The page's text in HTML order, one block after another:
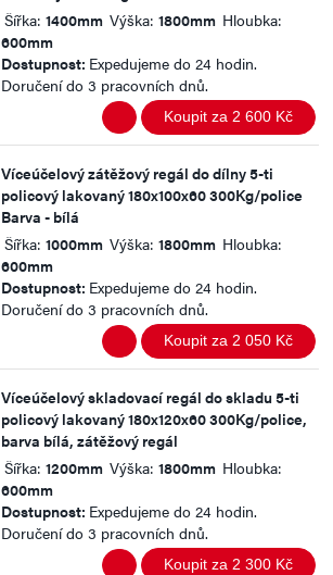
Šířka: 1400mm Výška: 1800mm Hloubka:
600mm
Dostupnost: Expedujeme do 24 hodin.
Doručení do 3 pracovních dnů.
Koupit za 2 600 Kč
Víceúčelový zátěžový regál do dílny 5-ti
policový lakovaný 180x100x60 300Kg/police
Barva - bílá
Šířka: 1000mm Výška: 1800mm Hloubka:
600mm
Dostupnost: Expedujeme do 24 hodin.
Doručení do 3 pracovních dnů.
Koupit za 2 050 Kč
Víceúčelový skladovací regál do skladu 5-ti
policový lakovaný 180x120x60 300Kg/police,
barva bílá, zátěžový regál
Šířka: 1200mm Výška: 1800mm Hloubka:
600mm
Dostupnost: Expedujeme do 24 hodin.
Doručení do 3 pracovních dnů.
Koupit za 2 300 Kč